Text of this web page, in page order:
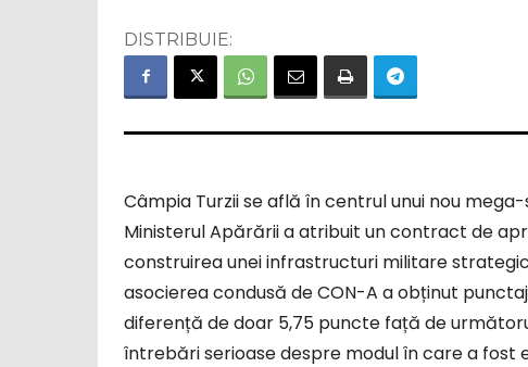
DISTRIBUIE:
Câmpia Turzii se află în centrul unui nou
Ministerul Apărării a atribuit un contract de
construirea unei infrastructuri militare
asocierea condusă de CON-A a obținut
diferență de doar 5,75 puncte față de
întrebări serioase despre modul în care a